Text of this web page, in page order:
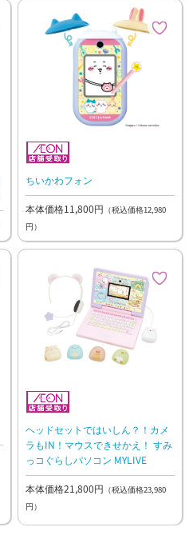
ちいかわフォン
本体価格11,800円 （税込価格12,980
円）
ヘッドセットではいしん？！カメ
ラもIN！マウスできせかえ！ すみ
っコぐらしパソコン MYLIVE
本体価格21,800円 （税込価格23,980
円）